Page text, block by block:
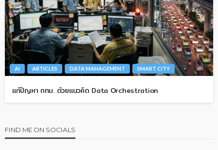
AI ARTICLES DATA MANAGEMENT SMART CITY
แก้ปัญหา กทม. ด้วยแนวคิด Data Orchestration
FIND ME ON SOCIALS